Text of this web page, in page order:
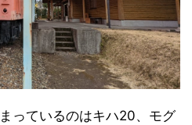
っているのはキハ20、モグ